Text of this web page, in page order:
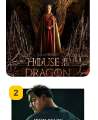
2